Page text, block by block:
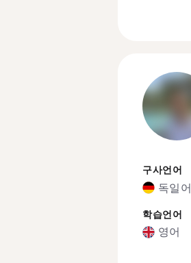
구사언어
독일어
학습언어
영어